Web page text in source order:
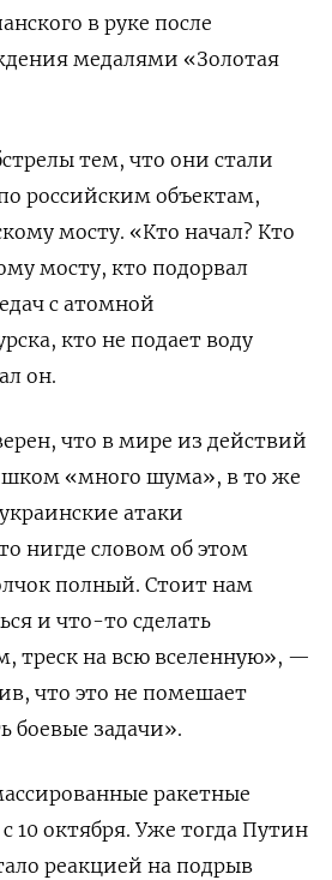
в руке после
медалями «Золотая
тем, что они стали
российским объектам,
мосту. «Кто начал? Кто
мосту, кто подорвал
с атомной
кто не подает воду
он.
что в мире из действий
«много шума», в то же
атаки
нигде словом об этом
полный. Стоит нам
и что-то сделать
треск на всю вселенную», —
что это не помешает
боевые задачи».
ракетные
10 октября. Уже тогда Путин
реакцией на подрыв